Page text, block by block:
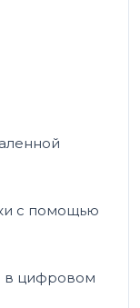
с помощью
в цифровом